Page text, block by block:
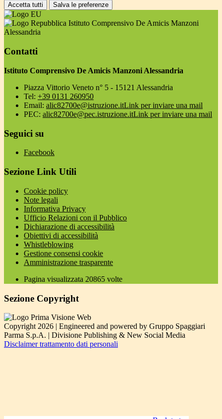
Accetta tutti Salva le preferenze
Istituto Comprensivo De Amicis Manzoni
Alessandria
Contatti
Istituto Comprensivo De Amicis Manzoni Alessandria
Piazza Vittorio Veneto n° 5 - 15121 Alessandria
Tel: +39 0131 260950
Email: alic82700e@istruzione.itLink per inviare una mail
PEC: alic82700e@pec.istruzione.itLink per inviare una mail
Seguici su
Facebook
Sezione Link Utili
Cookie policy
Note legali
Informativa Privacy
Ufficio Relazioni con il Pubblico
Dichiarazione di accessibilità
Obiettivi di accessibilità
Whistleblowing
Gestione consensi cookie
Amministrazione trasparente
Pagina visualizzata 20865 volte
Sezione Copyright
Copyright 2026 | Engineered and powered by Gruppo Spaggiari
Parma S.p.A. | Divisione Publishing & New Social Media
Disclaimer trattamento dati personali